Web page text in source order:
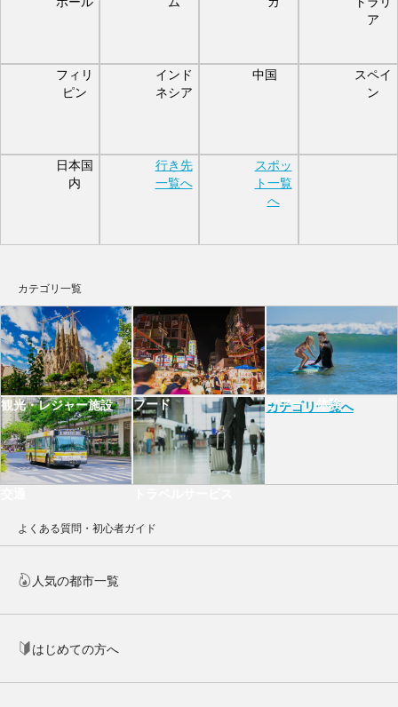
ア
フィリ
ピン
インド
ネシア
中国
スペイ
ン
日本国
内
行き先
一覧へ
スポッ
ト一覧
へ
カテゴリ一覧
観光・レジャー施設 フード ツアー・体験
カテゴリ一覧へ
よくある質問・初心者ガイド
人気の都市一覧
はじめての方へ